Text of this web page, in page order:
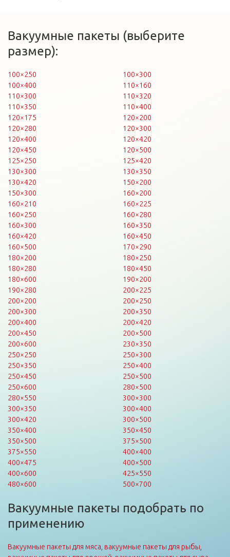
Вакуумные пакеты (выберите
размер):
100×250
100×300
100×400
110×160
110×300
110×320
110×350
110×400
120×175
120×200
120×280
120×300
120×400
120×420
120×450
120×500
125×250
125×420
130×300
130×350
130×420
150×200
150×300
160×200
160×210
160×225
160×250
160×280
160×300
160×350
160×420
160×450
160×500
170×290
180×200
180×250
180×280
180×450
180×600
190×200
190×280
200×225
200×200
200×250
200×300
200×350
200×400
200×420
200×450
200×500
200×600
230×350
250×250
250×300
250×350
250×400
250×450
250×500
250×600
280×500
280×550
300×300
300×350
300×400
300×420
300×500
350×400
350×450
350×500
375×500
375×550
400×400
400×475
400×500
400×600
425×550
480×600
500×700
Вакуумные пакеты подобрать по
применению
Вакуумные пакеты для мяса вакуумные пакеты для рыбы